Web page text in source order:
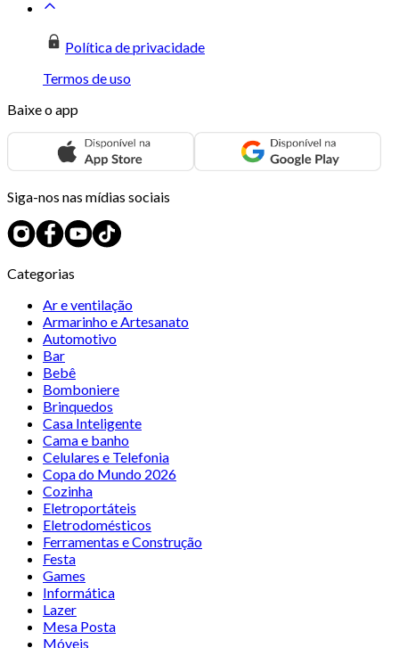
Política de privacidade
Termos de uso
Baixe o app
Siga-nos nas mídias sociais
Categorias
Ar e ventilação
Armarinho e Artesanato
Automotivo
Bar
Bebê
Bomboniere
Brinquedos
Casa Inteligente
Cama e banho
Celulares e Telefonia
Copa do Mundo 2026
Cozinha
Eletroportáteis
Eletrodomésticos
Ferramentas e Construção
Festa
Games
Informática
Lazer
Mesa Posta
Móveis